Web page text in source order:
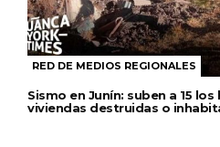
RED DE MEDIOS REGIONALES
Sismo en Junín: suben a 15
viviendas destruidas o